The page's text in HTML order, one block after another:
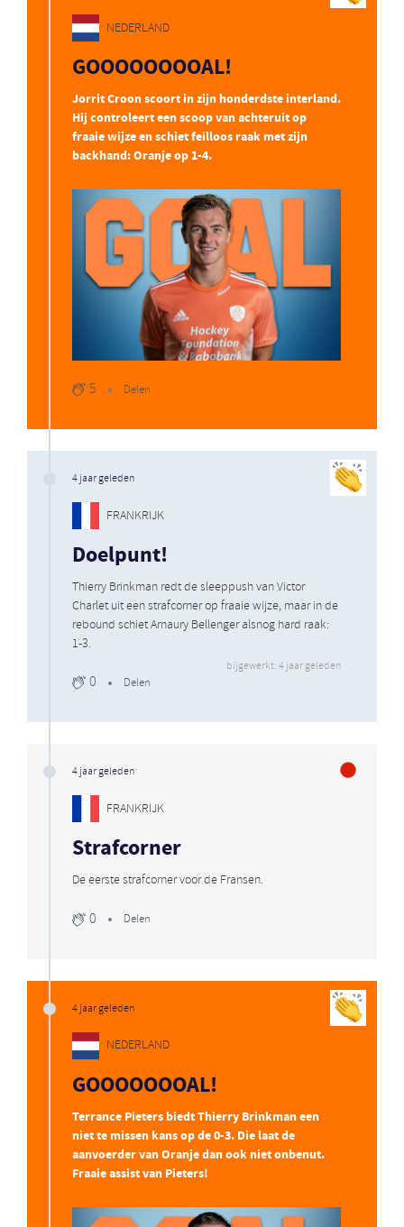
NEDERLAND
GOOOOOOOOAL!
Jorrit Croon scoort in zijn honderdste interland.
Hij controleert een scoop van achteruit op
fraaie wijze en schiet feilloos raak met zijn
backhand: Oranje op 1-4.
5 Delen
4 jaar geleden
FRANKRIJK
Doelpunt!
Thierry Brinkman redt de sleeppush van Victor
Charlet uit een strafcorner op fraaie wijze, maar in de
rebound schiet Arnaury Bellenger alsnog hard raak:
1-3.
bijgewerkt: 4 jaar geleden
0 Delen
4 jaar geleden
FRANKRIJK
Strafcorner
De eerste strafcorner voor de Fransen.
0 Delen
4 jaar geleden
NEDERLAND
GOOOOOOOAL!
Terrance Pieters biedt Thierry Brinkman een
niet te missen kans op de 0-3. Die laat de
aanvoerder van Oranje dan ook niet onbenut.
Fraaie assist van Pieters!